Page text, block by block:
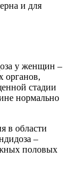
и для
у женщин –
органов,
стадии
нормально
в области
–
половых